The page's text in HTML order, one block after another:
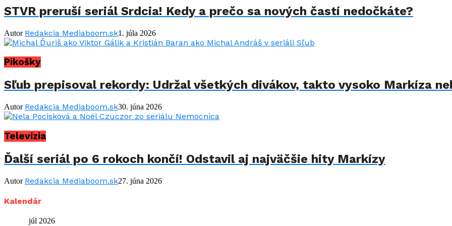
STVR preruší seriál Srdcia! Kedy a prečo sa nových častí nedočkáte?
Autor Redakcia Mediaboom.sk1. júla 2026
Pikošky
Sľub prepisoval rekordy: Udržal všetkých divákov, takto vysoko Markíza
Autor Redakcia Mediaboom.sk30. júna 2026
Televízia
Ďalší seriál po 6 rokoch končí! Odstavil aj najväčšie hity Markízy
Autor Redakcia Mediaboom.sk27. júna 2026
Kalendár
júl 2026